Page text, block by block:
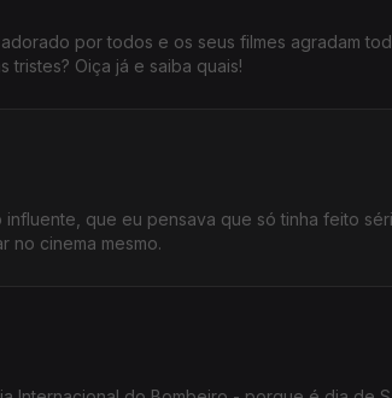
por todos e os seus filmes agradam
tristes? Oiça já e saiba quais!
que eu pensava que só tinha feito
no cinema mesmo.